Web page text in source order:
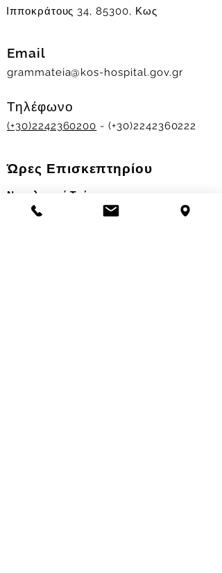
Ιπποκράτους 34, 85300, Κως
Email
grammateia@kos-hospital.gov.gr
Τηλέφωνο
(+30)2242360200 - (+30)2242360222
Ώρες Επισκεπτηρίου
Νοσηλευτικά Τμήματα
Χειμερινό ωράριο: 11.00-13.00
17.30-19.30